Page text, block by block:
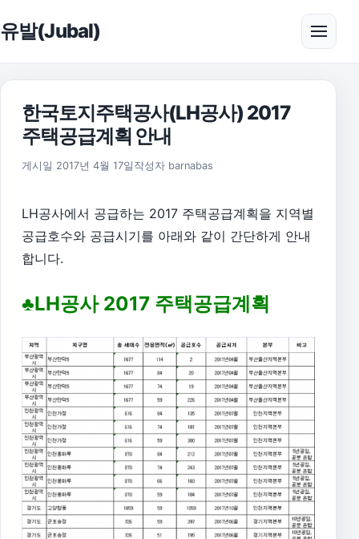
유발(Jubal) 메뉴
한국토지주택공사(LH공사) 2017
주택공급계획 안내
게시일 2017년 4월 17일 2017년 4월 17일
작성자 barnabas
LH공사에서 공급하는 2017 주택공급계획을 지역별
공급호수와 공급시기를 아래와 같이 간단하게 안내
합니다.
♣LH공사 2017 주택공급계획